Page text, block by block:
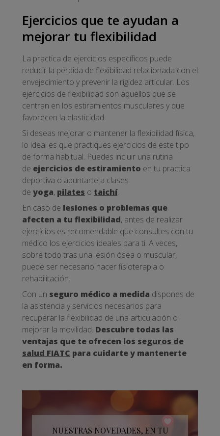
Ejercicios que te ayudan a
mejorar tu flexibilidad
La practica de ejercicios específicos puede
reducir la pérdida de flexibilidad relacionada con el
envejecimiento y prevenir la rigidez articular. Los
ejercicios de flexibilidad son aquellos que se
centran en los estiramientos musculares y que
favorecen la elasticidad.
Si deseas mejorar o mantener la flexibilidad física,
lo ideal es que practiques ejercicios de este tipo
de forma habitual. Puedes incluir una rutina
de ejercicios de estiramiento en tu practica
deportiva o apuntarte a clases
de yoga, pilates o taichí.
En caso de lesiones o problemas que
afecten a tu flexibilidad, antes de realizar
ejercicios es recomendable que consultes con tu
médico los ejercicios ideales para ti. A veces,
sobre todo tras una lesión ósea o muscular,
puede ser necesario hacer fisioterapia o
rehabilitación.
Con un seguro médico a medida dispones de
la asistencia y servicios necesarios para
recuperar la flexibilidad de una articulación o
mejorar la movilidad. Descubre todas las
ventajas que te ofrecen los seguros de
salud FIATC para cuidarte y mantenerte
en forma.
NUESTRAS NOVEDADES, EN TU